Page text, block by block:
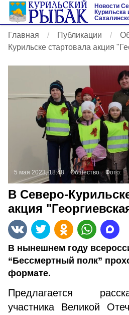
Новости
Курильска
Главная Публикации
Курильске стартовала акция
5 мая 2023, 18:48 Общество Фото:
В Северо-
акция
В нынешнем году
“Бессмертный полк”
формате.
Предлагается
участника Великой